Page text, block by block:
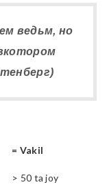
ведьм, но
= Vakil
> 50 ta joy